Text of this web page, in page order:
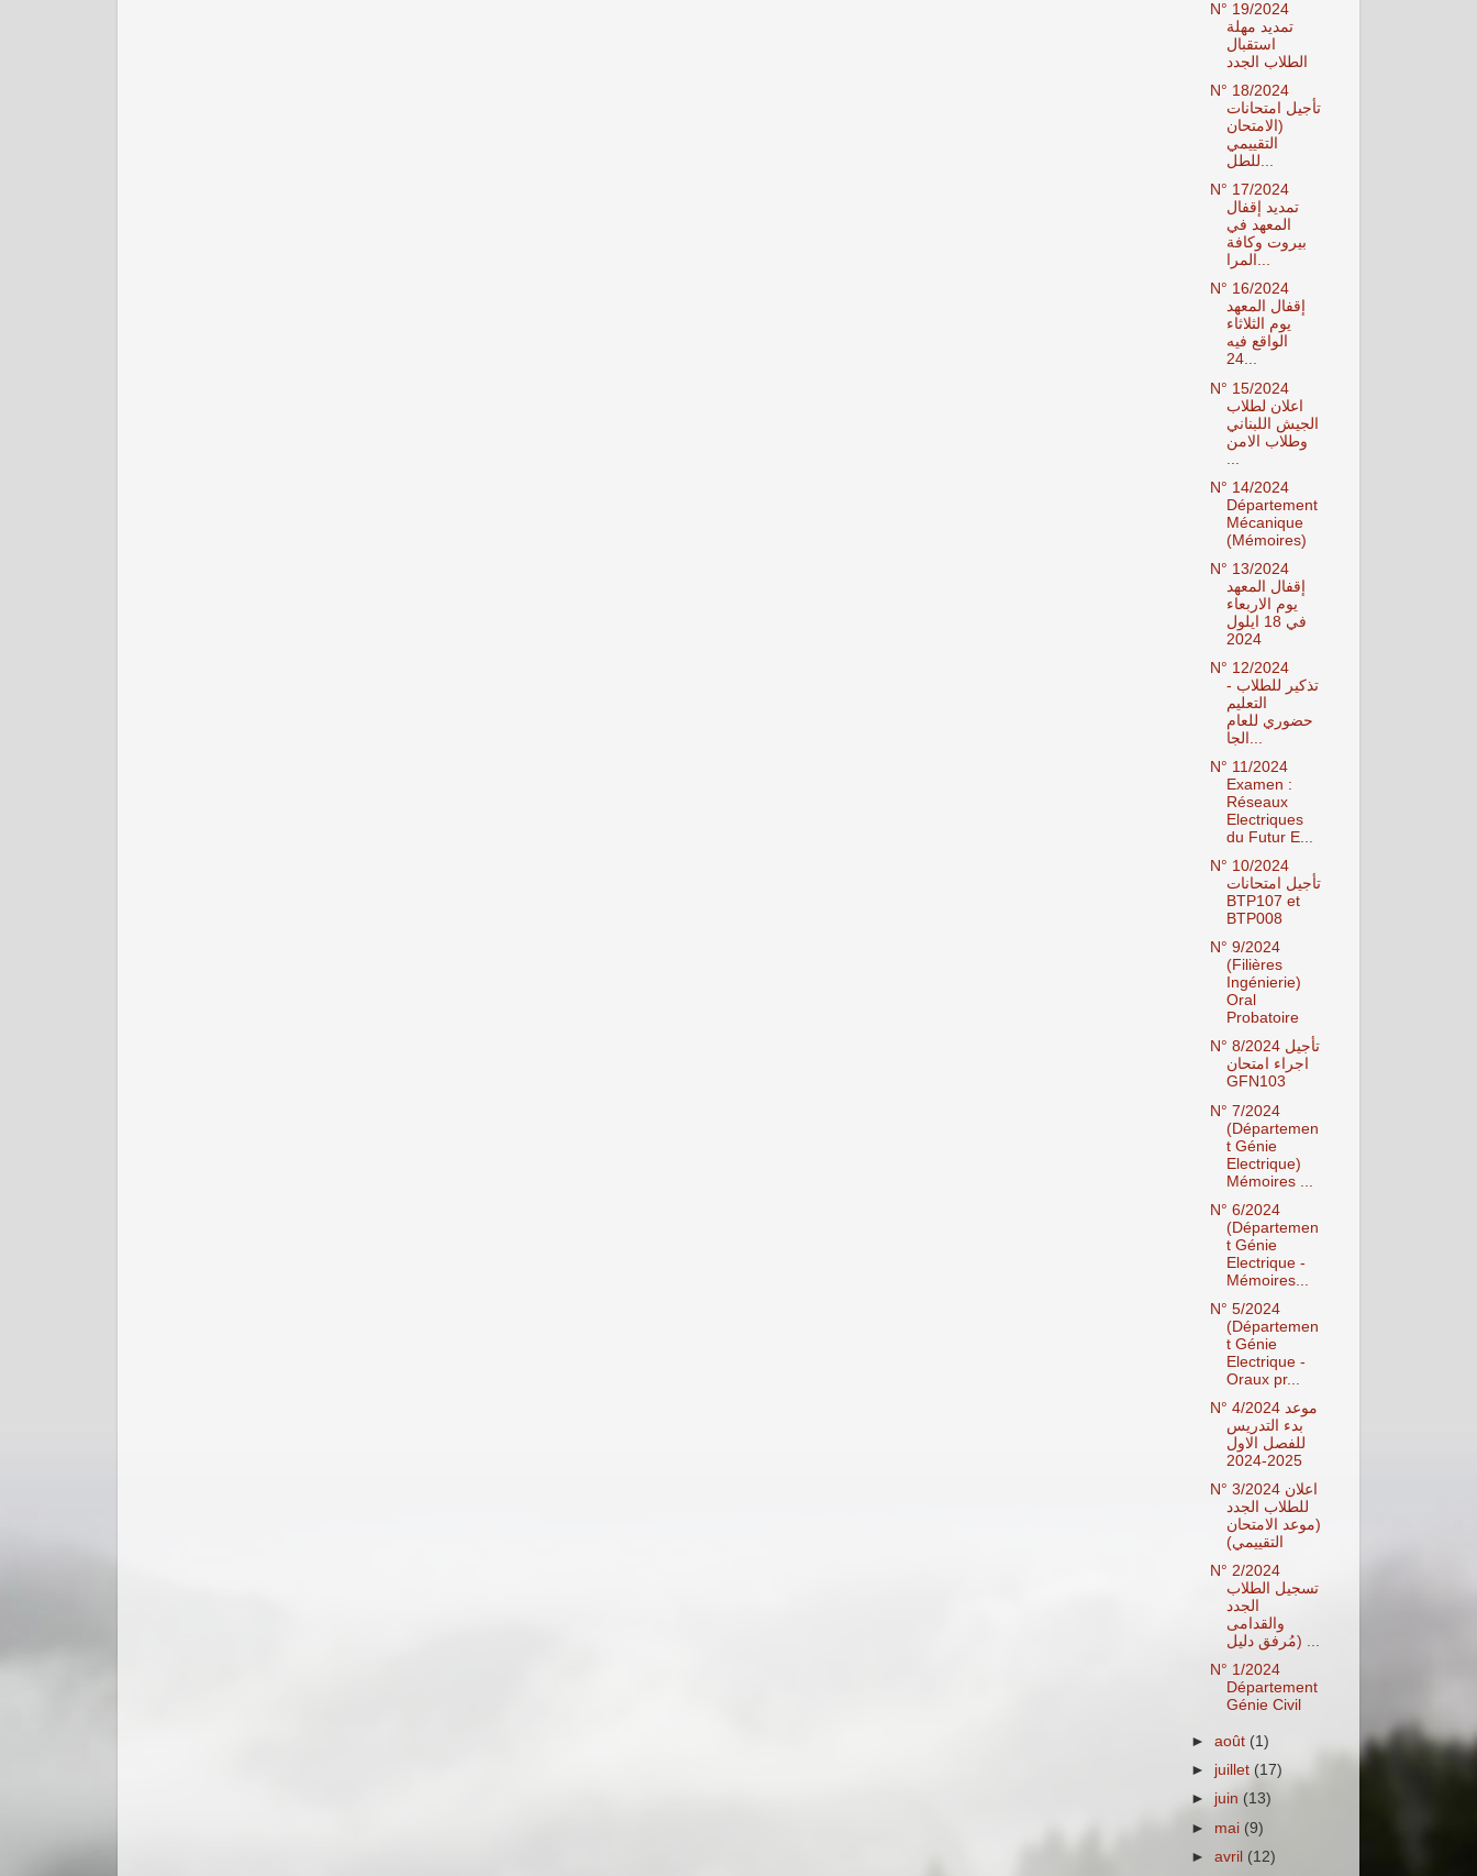
N° 19/2024
تمديد مهلة
استقبال
الطلاب الجدد
N° 18/2024
تأجيل امتحانات
(الامتحان
التقييمي
للطل...
N° 17/2024
تمديد إقفال
المعهد في
بيروت وكافة
المرا...
N° 16/2024
إقفال المعهد
يوم الثلاثاء
الواقع فيه
24...
N° 15/2024
اعلان لطلاب
الجيش اللبناني
وطلاب الامن
N° 14/2024
Département
Mécanique
(Mémoires)
N° 13/2024
إقفال المعهد
يوم الاربعاء
في 18 ايلول
2024
N° 12/2024
تذكير للطلاب -
التعليم
حضوري للعام
N° 11/2024
Examen :
Réseaux
Electriques
du Futur E...
N° 10/2024
تأجيل امتحانات
BTP107 et
BTP008
N° 9/2024
(Filières
Ingénierie)
Oral
Probatoire
N° 8/2024 تأجيل
اجراء امتحان
GFN103
N° 7/2024
(Départemen
t Génie
Electrique)
Mémoires ...
N° 6/2024
(Départemen
t Génie
Electrique -
Mémoires...
N° 5/2024
(Départemen
t Génie
Electrique -
Oraux pr...
N° 4/2024 موعد
بدء التدريس
للفصل الاول
2025-2024
N° 3/2024 اعلان
للطلاب الجدد
(موعد الامتحان
التقييمي)
N° 2/2024
تسجيل الطلاب
الجدد
والقدامى
(مُرفق دليل ...
N° 1/2024
Département
Génie Civil
►août (1)
► juillet(17)
► juin (13)
► mai (9)
►avril (12)